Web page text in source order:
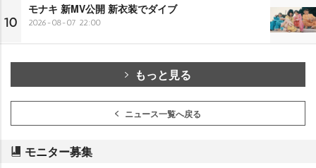
10
モナキ 新MV公開 新衣装でダイブ
2026-08-07 22:00
もっと見る
ニュース一覧へ戻る
モニター募集